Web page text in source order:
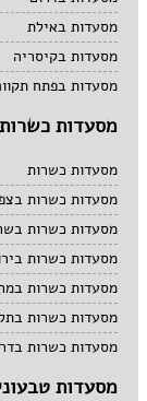
מסעדות באילת
מסעדות בקיסריה
מסעדות בפתח
מסעדות כשרות
מסעדות כשרות
מסעדות כשרות
מסעדות כשרות
מסעדות כשרות
מסעדות כשרות
מסעדות כשרות
מסעדות כשרות
מסעדות